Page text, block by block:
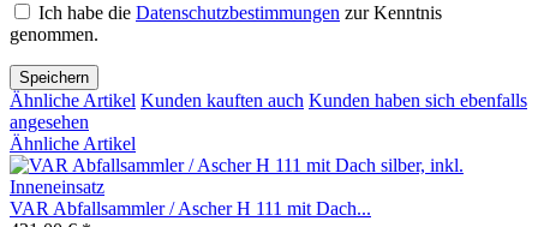
Ich habe die Datenschutzbestimmungen zur Kenntnis
genommen.
Speichern
Ähnliche Artikel Kunden kauften auch Kunden haben sich ebenfalls
angesehen
Ähnliche Artikel
VAR Abfallsammler / Ascher H 111 mit Dach...